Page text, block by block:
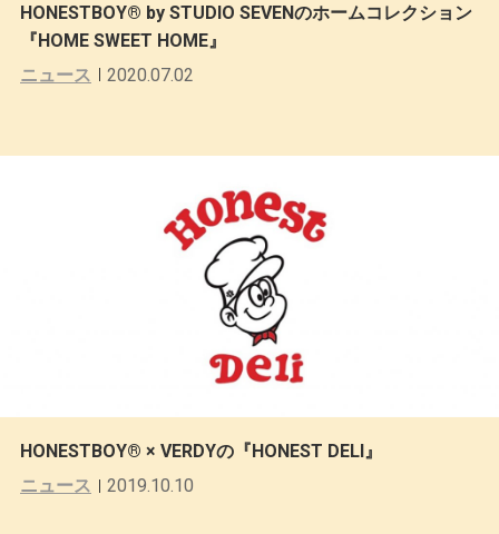
HONESTBOY® by STUDIO SEVENのホームコレクション
『HOME SWEET HOME』
ニュース
2020.07.02
HONESTBOY® × VERDYの『HONEST DELI』
ニュース
2019.10.10